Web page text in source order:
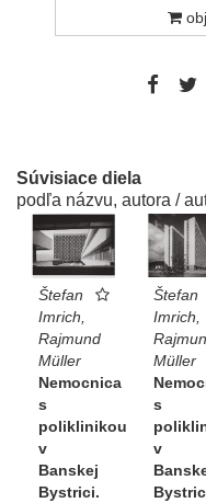
Súvisiace diela
podľa názvu, autora /
Štefan
Imrich,
Rajmund
Müller
Nemocnica
s
poliklinikou
v
Banskej
Bystrici.
Štefan
Imrich,
Müller
s
v